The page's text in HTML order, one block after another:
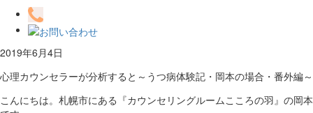
2019年6月4日
心理カウンセラーが分析すると～うつ病体験記・岡本の場合・番外編～
こんにちは。札幌市にある『カウンセリングルームこころの羽』の岡本